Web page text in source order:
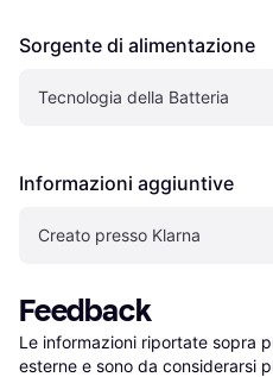
Sorgente di alimentazione
Tecnologia della Batteria
Informazioni aggiuntive
Creato presso Klarna
Feedback
Le informazioni riportate sopra
esterne e sono da considerarsi